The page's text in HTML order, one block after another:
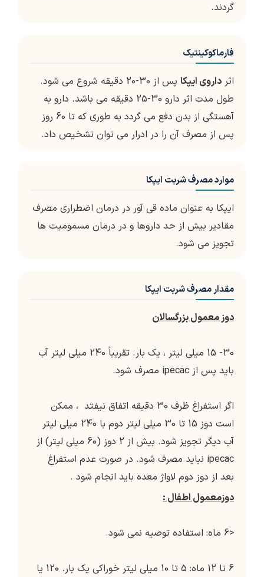
گردند.
فارماکوکینتیک
اثر داروی ایپکا
پس از 30-20 دقيقه شروع مي شود.
طول مدت اثر دارو 30-25 دقيقه مي باشد. دارو به
آهستگي از بدن دفع مي گردد به طوري كه تا 60 روز
پس از مصرف آن را در ادرار مي توان تشخيص داد.
موارد مصرف شربت ایپکا
ايپكا به عنوان ماده قي آور در درمان اضطراري مصرف
مقادير بيش از حد داروها و در درمان مسموميت ها
تجويز مي شود.
مقدار مصرف شربت ایپکا
دوز معمول بزرگسالان
30- 15 میلی لیتر ، یک بار. تقریباً 240 میلی لیتر آب
باید پس از ipecac مصرف شود.
اگر استفراغ ظرف 30 دقیقه اتفاق نیفتد ، ممکن
است دوز 15 تا 30 میلی لیتر دوم با 240 میلی لیتر
آب دیگر تجویز شود. بیش از 2 دوز (60 میلی لیتر) از
ipecac نباید مصرف شود. در صورت عدم استفراغ
بعد از دوز دوم لاواژ معده باید انجام شود .
دوزمعمول اطفال :
<6 ماه: استفاده توصیه نمی شود.
6 تا 12 ماه: 5 تا 10 میلی لیتر خوراکی یک بار. 120 یا